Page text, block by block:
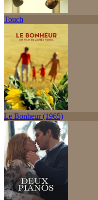
Touch
Le Bonheur (1965)